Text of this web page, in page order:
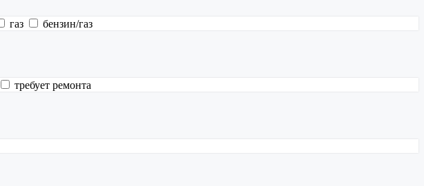
газ
бензин/газ
требует ремонта